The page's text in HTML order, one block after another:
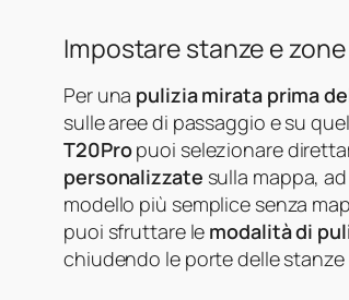
Impostare stanze e
Per una pulizia mirata prima
sulle aree di passaggio e su
T20Propuoi selezionare
personalizzate sulla mappa,
modello più semplice senza
puoi sfruttare le modalità di
chiudendo le porte delle